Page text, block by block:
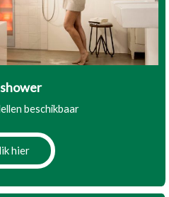
beschikbaar
hier